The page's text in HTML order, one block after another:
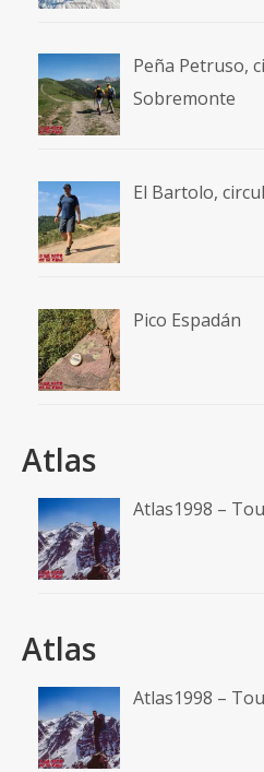
Peña Petruso,
Sobremonte
El Bartolo,
Pico Espadán
Atlas
Atlas1998 –
Atlas
Atlas1998 –